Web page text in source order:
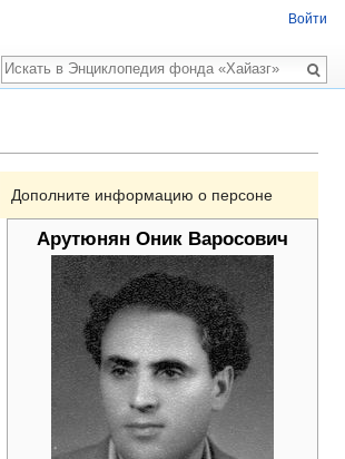
Дополните информацию о персоне
Арутюнян Оник Варосович
Войти
Поиск